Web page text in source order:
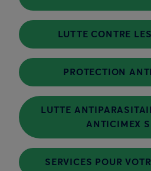
LUTTE CONTRE
PROTECTION
LUTTE
ANTICIMEX
SERVICES POUR